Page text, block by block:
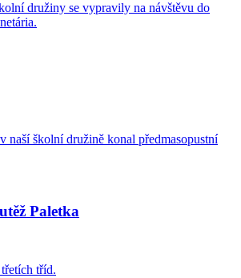
družiny se vypravily na návštěvu do
naší školní družině konal předmasopustní
Paletka
tříd.